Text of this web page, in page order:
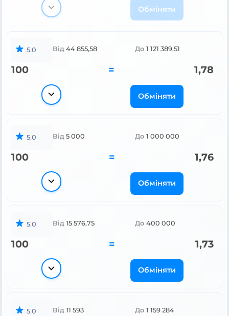
Обміняти
5.0 Від 44 855,58 До 1 121 389,51
100 = 1,78
Обміняти
5.0 Від 5 000 До 1 000 000
100 = 1,76
Обміняти
5.0 Від 15 576,75 До 400 000
100 = 1,73
Обміняти
5.0 Від 11 593 До 1 159 284